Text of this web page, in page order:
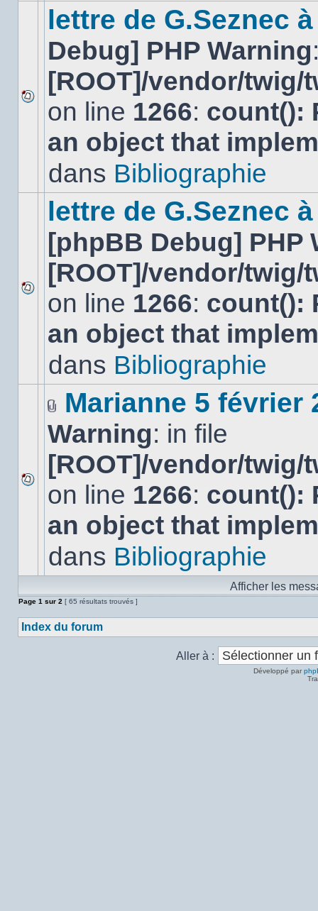
sujet.
Aucun
nouveau
message
non-
dans
sujet.
lettre de G.Seznec
Debug] PHP Warning
[ROOT]/vendor/
on line 1266: count():
an object that
dans Bibliographie
Aucun
nouveau
message
non-
dans
lettre de G.Seznec
[phpBB Debug] PHP
[ROOT]/vendor/
on line 1266: count():
an object that
dans Bibliographie
Aucun
nouveau
message
non-
dans
joint(s)
Marianne 5 février
Warning: in file
[ROOT]/vendor/
on line 1266: count():
an object that
dans Bibliographie
Afficher les
Page 1 sur 2 [ 65 résultats trouvés ]
Index du forum
Aller à :
Développé par